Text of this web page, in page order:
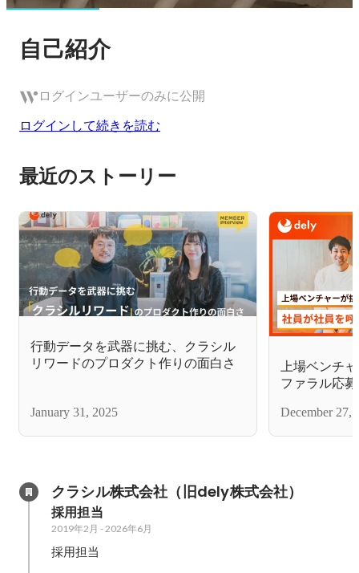
自己紹介
ログインユーザーのみに公開
ログインして続きを読む
最近のストーリー
行動データを武器に挑む、クラシル
リワードのプロダクト作りの面白さ
January 31, 2025
上場ベンチ
ファラル応
December 27,
クラシル株式会社（旧dely株式会社）
採用担当
2019年2月 - 2026年6月
採用担当